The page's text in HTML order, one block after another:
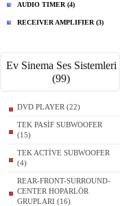
AUDIO TIMER (4)
RECEIVER AMPLIFIER (3)
Ev Sinema Ses Sistemleri
(99)
DVD PLAYER (22)
TEK PASİF SUBWOOFER
(15)
TEK ACTİVE SUBWOOFER
(4)
REAR-FRONT-SURROUND-
CENTER HOPARLÖR
GRUPLARI (16)